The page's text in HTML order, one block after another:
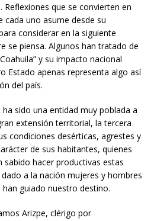
que se convierten en
cada uno asume desde su
considerar en la siguiente
se piensa. Algunos han tratado de
y su impacto nacional
Estado apenas representa algo así
del país.
sido una entidad muy poblada a
extensión territorial, la tercera
condiciones desérticas, agrestes y
de sus habitantes, quienes
hacer productivas estas
a la nación mujeres y hombres
guiado nuestro destino.
Arizpe, clérigo por